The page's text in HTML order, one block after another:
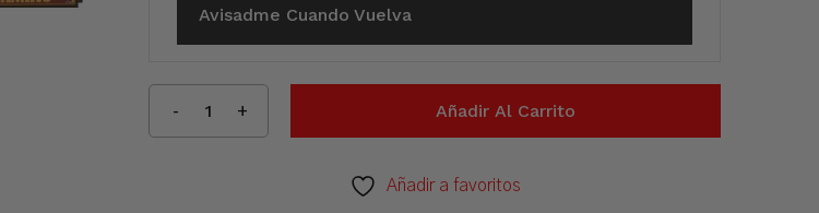
Avisadme Cuando Vuelva
Añadir Al Carrito
Añadir a favoritos